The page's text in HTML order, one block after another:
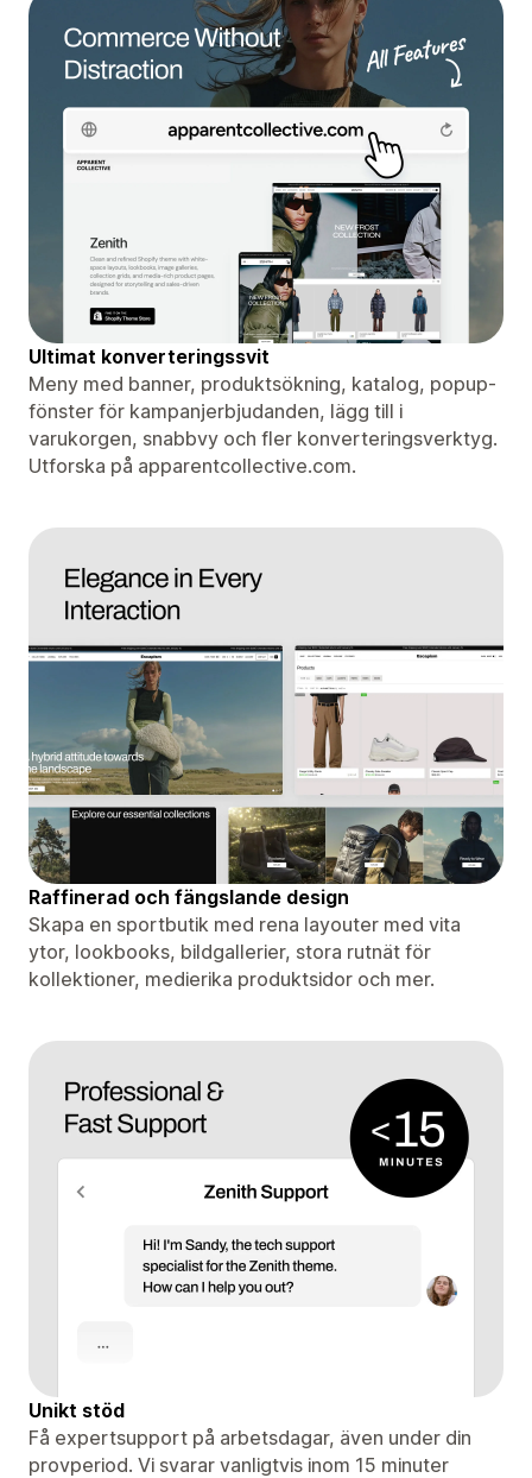
Ultimat konverteringssvit
Meny med banner, produktsökning, katalog, popup-
fönster för kampanjerbjudanden, lägg till i
varukorgen, snabbvy och fler konverteringsverktyg.
Utforska på apparentcollective.com.
Raffinerad och fängslande design
Skapa en sportbutik med rena layouter med vita
ytor, lookbooks, bildgallerier, stora rutnät för
kollektioner, medierika produktsidor och mer.
Unikt stöd
Få expertsupport på arbetsdagar, även under din
provperiod. Vi svarar vanligtvis inom 15 minuter